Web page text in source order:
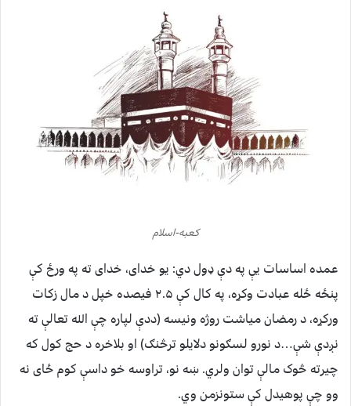
کعبه-اسلام
عمده اساسات یې په دې ډول دي: یو خدای، خدای ته په ورځ کې
پنځه ځله عبادت وکړه، په کال کې ۲.۵ فیصده خپل د مال زکات
ورکړه، د رمضان میاشت روژه ونیسه (ددې لپاره چې الله تعالې ته
نږدې شې…د نورو لسګونو دلایلو ترڅنګ) او بلاخره د حج کول که
چیرته څوک مالې توان ولري. ښه نو، تراوسه خو داسې کوم ځای نه
وو چې پوهیدل کې ستونزمن وي.